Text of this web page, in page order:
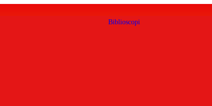
Biblioscopi